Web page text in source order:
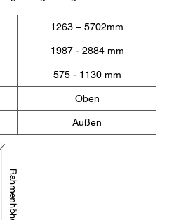
1263 – 5702mm
1987 - 2884 mm
575 - 1130 mm
Oben
Außen